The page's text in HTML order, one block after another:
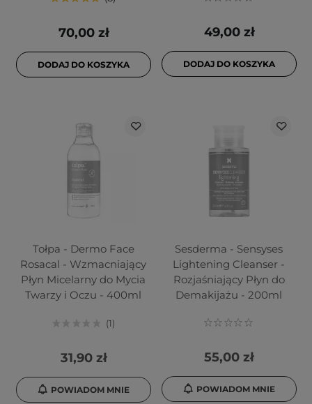
70,00 zł
DODAJ DO KOSZYKA
49,00 zł
DODAJ DO KOSZYKA
Tołpa - Dermo Face
Rosacal - Wzmacniający
Płyn Micelarny do Mycia
Twarzy i Oczu - 400ml
1
31,90 zł
POWIADOM MNIE
Sesderma - Sensyses
Lightening Cleanser -
Rozjaśniający Płyn do
Demakijażu - 200ml
55,00 zł
POWIADOM MNIE